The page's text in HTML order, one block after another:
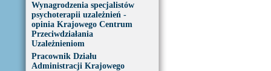
Wynagrodzenia specjalistów
psychoterapii uzależnień -
opinia Krajowego Centrum
Przeciwdziałania
Uzależnieniom
Pracownik Działu
Administracji Krajowego